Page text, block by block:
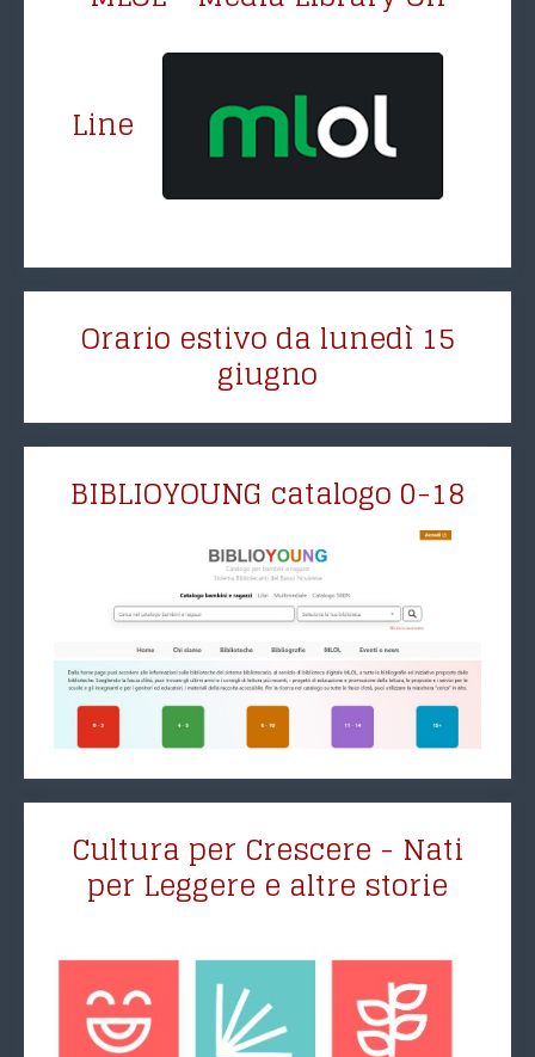
Line
Orario estivo da lunedì 15
giugno
BIBLIOYOUNG catalogo 0-18
Cultura per Crescere - Nati
per Leggere e altre storie